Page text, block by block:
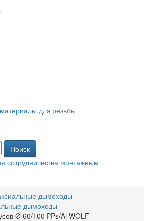
для резьбы
Поиск
дымоходы
дымоходы
Ø 60/100 PPs/Al WOLF